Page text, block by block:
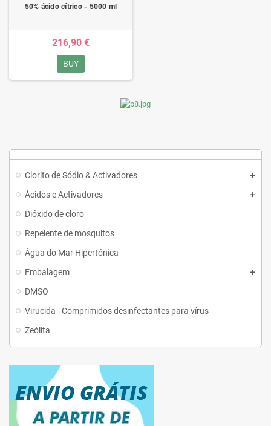
Clorito de Sódio & Activadores
Ácidos e Activadores
Dióxido de cloro
Repelente de mosquitos
Água do Mar Hipertónica
Embalagem
DMSO
Virucida - Comprimidos desinfectantes para vírus
Zeólita
50% ácido cítrico - 5000 ml
216,90 €
BUY